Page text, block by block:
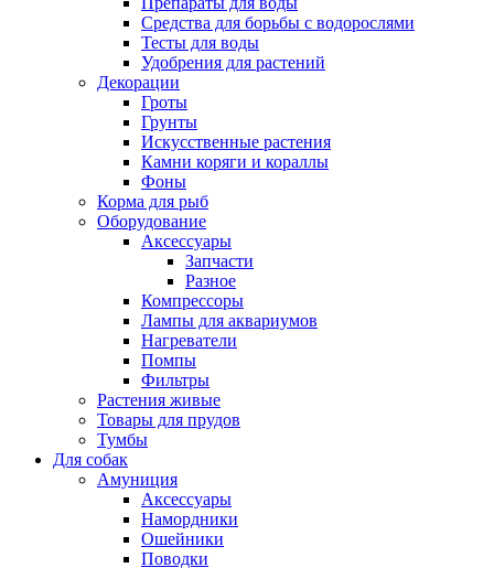
Средства для борьбы с водорослями
Тесты для воды
Удобрения для растений
Декорации
Гроты
Грунты
Искусственные растения
Камни коряги и кораллы
Фоны
Корма для рыб
Оборудование
Аксессуары
Запчасти
Разное
Компрессоры
Лампы для аквариумов
Нагреватели
Помпы
Фильтры
Растения живые
Товары для прудов
Тумбы
Для собак
Амуниция
Аксессуары
Намордники
Ошейники
Поводки